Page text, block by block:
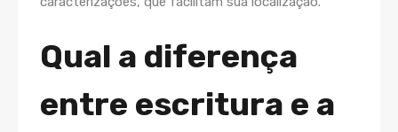
Qual a diferença
entre escritura e a